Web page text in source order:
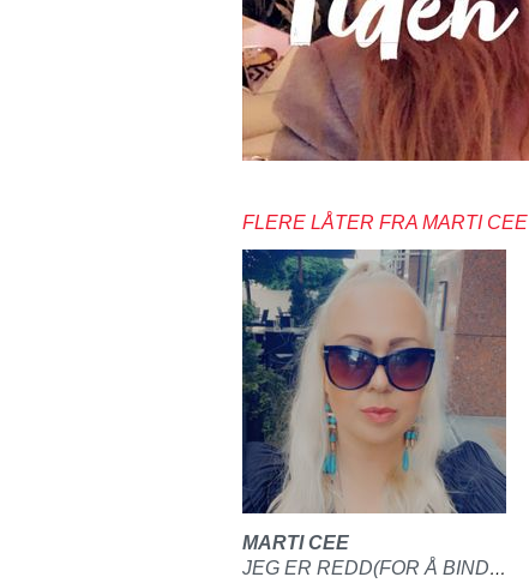
FLERE LÅTER FRA MARTI CEE
MARTI CEE
JEG ER REDD(FOR Å BINDE MEG)